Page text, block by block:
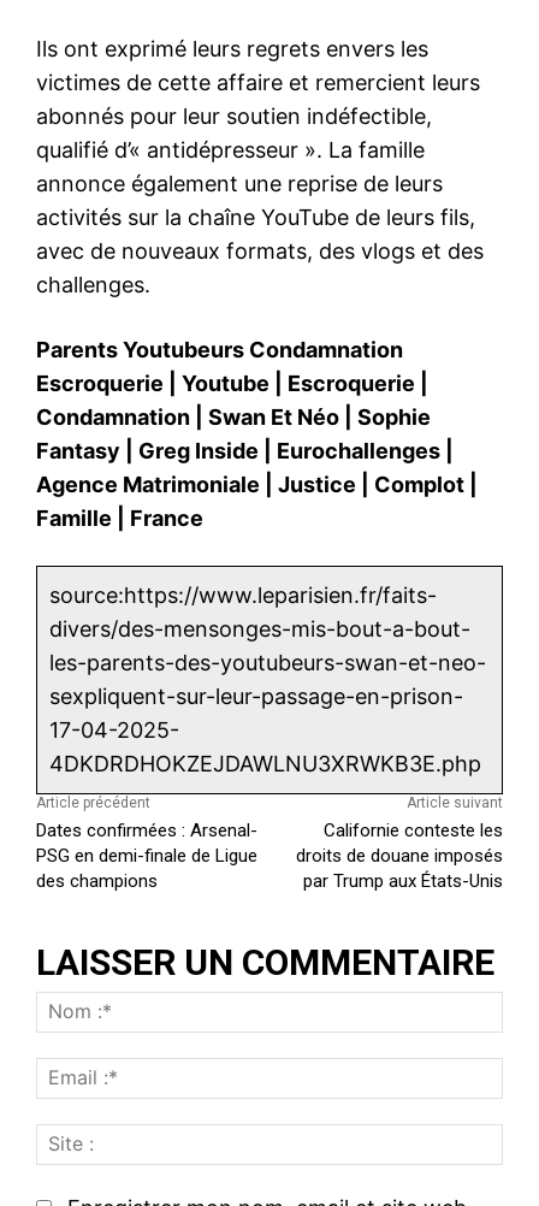
Ils ont exprimé leurs regrets envers les
victimes de cette affaire et remercient leurs
abonnés pour leur soutien indéfectible,
qualifié d’« antidépresseur ». La famille
annonce également une reprise de leurs
activités sur la chaîne YouTube de leurs fils,
avec de nouveaux formats, des vlogs et des
challenges.
Parents Youtubeurs Condamnation
Escroquerie
Youtube Escroquerie
Condamnation
Swan Et Néo
Sophie
Fantasy
Greg Inside Eurochallenges
Agence Matrimoniale
Justice Complot
Famille
France
source:https://www.leparisien.fr/faits-
divers/des-mensonges-mis-bout-a-bout-
les-parents-des-youtubeurs-swan-et-neo-
sexpliquent-sur-leur-passage-en-prison-
17-04-2025-
4DKDRDHOKZEJDAWLNU3XRWKB3E.php
Article précédent
Dates confirmées : Arsenal-
PSG en demi-finale de Ligue
des champions
Article suivant
Californie conteste les
droits de douane imposés
par Trump aux États-Unis
LAISSER UN COMMENTAIRE
o
:m
ii